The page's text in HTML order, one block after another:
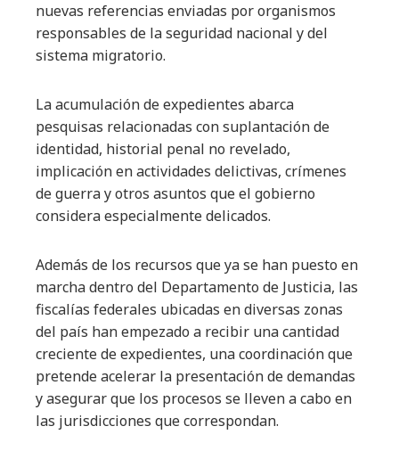
nuevas referencias enviadas por organismos
responsables de la seguridad nacional y del
sistema migratorio.
La acumulación de expedientes abarca
pesquisas relacionadas con suplantación de
identidad, historial penal no revelado,
implicación en actividades delictivas, crímenes
de guerra y otros asuntos que el gobierno
considera especialmente delicados.
Además de los recursos que ya se han puesto en
marcha dentro del Departamento de Justicia, las
fiscalías federales ubicadas en diversas zonas
del país han empezado a recibir una cantidad
creciente de expedientes, una coordinación que
pretende acelerar la presentación de demandas
y asegurar que los procesos se lleven a cabo en
las jurisdicciones que correspondan.